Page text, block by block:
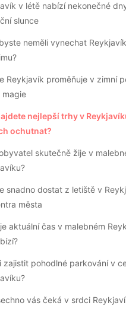
v létě nabízí nekonečné
slunce
neměli vynechat
Reykjavík proměňuje v zimní
magie
nejlepší trhy v
ochutnat?
skutečně žije v
snadno dostat z letiště v
města
aktuální čas v malebném
zajistit pohodlné parkování v
vás čeká v srdci